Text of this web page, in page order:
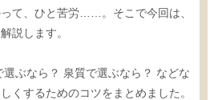
て、ひと苦労……。そこで今回は、
説します。
ぶなら？ 泉質で選ぶなら？ などな
くするためのコツをまとめました。